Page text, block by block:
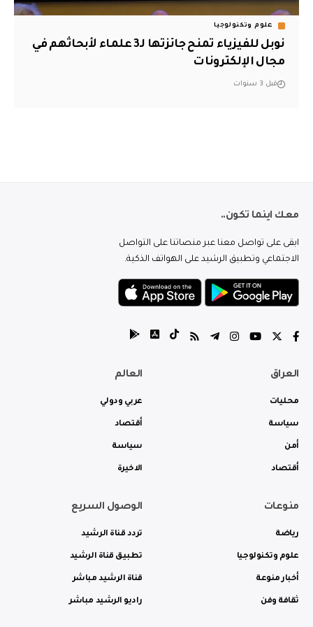
علوم وتكنولوجيا
نوبل للفيزياء تمنح جائزتها لـ3 علماء لأبحاثهم في
مجال الإلكترونات
قبل 3 سنوات
معك اينما تكون..
ابقى على تواصل معنا عبر منصاتنا على التواصل
الاجتماعي وتطبيق الرشيد على الهواتف الذكية.
العراق
محليات
سياسة
أمن
أقتصاد
العالم
عربي ودولي
أقتصاد
سياسة
الاخيرة
منوعات
رياضة
علوم وتكنولوجيا
أخبار منوعة
ثقافة وفن
الوصول السريع
تردد قناة الرشيد
تطبيق قناة الرشيد
قناة الرشيد مباشر
راديو الرشيد مباشر